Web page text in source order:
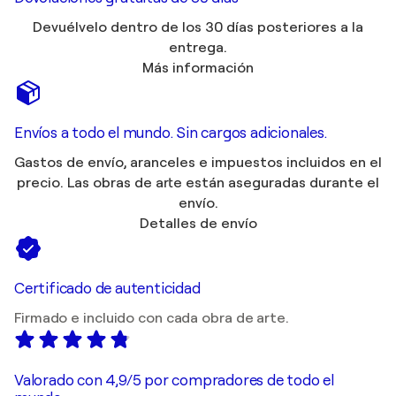
Devuélvelo dentro de los 30 días posteriores a la
entrega.
Más información
Envíos a todo el mundo. Sin cargos adicionales.
Gastos de envío, aranceles e impuestos incluidos en el
precio. Las obras de arte están aseguradas durante el
envío.
Detalles de envío
Certificado de autenticidad
Firmado e incluido con cada obra de arte.
Valorado con 4,9/5 por compradores de todo el